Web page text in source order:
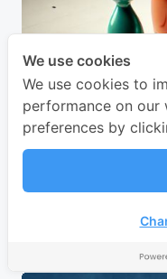
โครงสร้างองค์กร
Oct 9, 2025
We use cookies
We use cookies to
performance on our
preferences by